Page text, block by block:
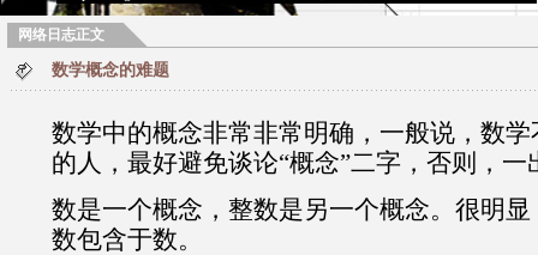
网络日志正文
数学概念的难题
数学中的概念非常非常明确，一般说，数
的人，最好避免谈论“概念”二字，否则，
数是一个概念，整数是另一个概念。很明
数包含于数。